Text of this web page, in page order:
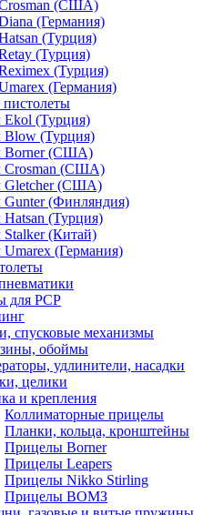
(США)
(Германия)
(Турция)
(Турция)
(Турция)
(Германия)
Ekol (Турция)
Blow (Турция)
Borner (США)
Crosman (США)
Gletcher (США)
Gunter (Финляндия)
(Турция)
(Китай)
(Германия)
для PCP
спусковые механизмы
обоймы
удлинители, насадки
целики
и крепления
Коллиматорные прицелы
Планки, кольца, кронштейны
Прицелы Borner
Прицелы Leapers
Прицелы Nikko Stirling
Прицелы ВОМЗ